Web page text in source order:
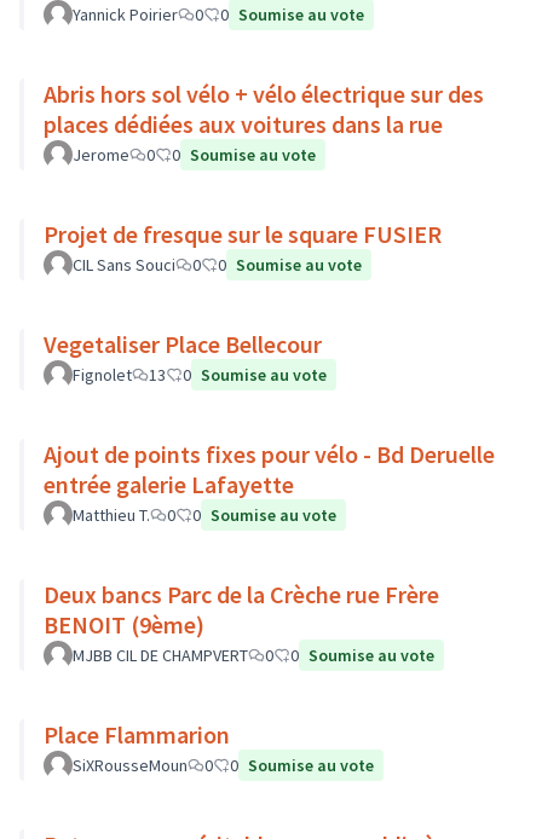
Yannick Poirier 0 0 Soumise au vote
Abris hors sol vélo + vélo électrique sur des
places dédiées aux voitures dans la rue
Jerome 0 0 Soumise au vote
Projet de fresque sur le square FUSIER
CIL Sans Souci 0 0 Soumise au vote
Vegetaliser Place Bellecour
Fignolet 13 0 Soumise au vote
Ajout de points fixes pour vélo - Bd Deruelle
entrée galerie Lafayette
Matthieu T. 0 0 Soumise au vote
Deux bancs Parc de la Crèche rue Frère
BENOIT (9ème)
MJBB CIL DE CHAMPVERT 0 0 Soumise au vote
Place Flammarion
SiXRousseMoun 0 0 Soumise au vote